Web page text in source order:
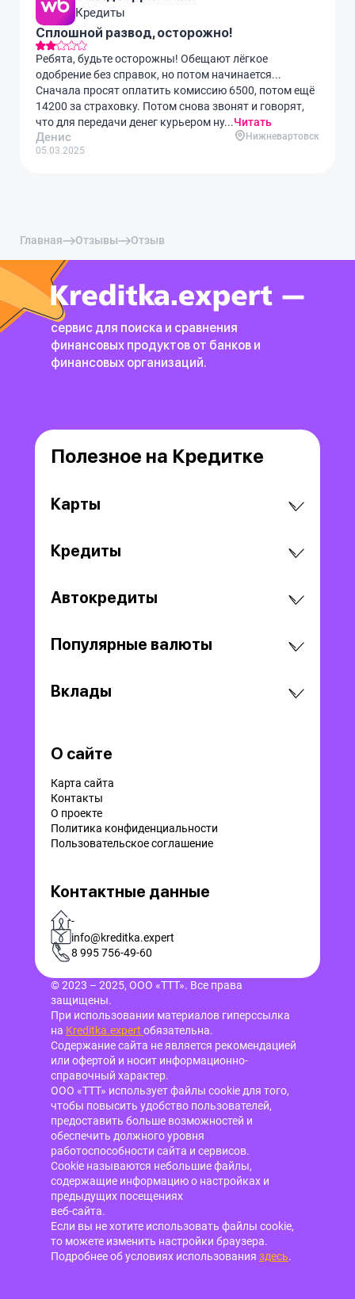
Кредиты
Сплошной развод, осторожно!
Ребята, будьте осторожны! Обещают лёгкое
одобрение без справок, но потом начинается...
Сначала просят оплатить комиссию 6500, потом ещё
14200 за страховку. Потом снова звонят и говорят,
что для передачи денег курьером ну...Читать
Денис
05.03.2025
Нижневартовск
Главная Отзывы Отзыв
сервис для поиска и сравнения
финансовых продуктов от банков и
финансовых организаций.
Полезное на Кредитке
Карты
Кредиты
Автокредиты
Популярные валюты
Вклады
О сайте
Карта сайта
Контакты
О проекте
Политика конфиденциальности
Пользовательское соглашение
Контактные данные
-
info@kreditka.expert
8 995 756-49-60
© 2023 – 2025, ООО «ТТТ». Все права
защищены.
При использовании материалов гиперссылка
на Kreditka.expert обязательна.
Содержание сайта не является рекомендацией
или офертой и носит информационно-
справочный характер.
ООО «ТТТ» использует файлы cookie для того,
чтобы повысить удобство пользователей,
предоставить больше возможностей и
обеспечить должного уровня
работоспособности сайта и сервисов.
Cookie называются небольшие файлы,
содержащие информацию о настройках и
предыдущих посещениях
веб-сайта.
Если вы не хотите использовать файлы cookie,
то можете изменить настройки браузера.
Подробнее об условиях использования здесь.